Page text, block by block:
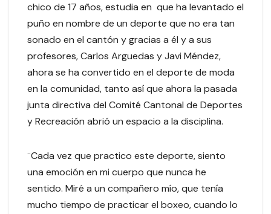
chico de 17 años, estudia en que ha levantado el
puño en nombre de un deporte que no era tan
sonado en el cantón y gracias a él y a sus
profesores, Carlos Arguedas y Javi Méndez,
ahora se ha convertido en el deporte de moda
en la comunidad, tanto así que ahora la pasada
junta directiva del Comité Cantonal de Deportes
y Recreación abrió un espacio a la disciplina.
¨Cada vez que practico este deporte, siento
una emoción en mi cuerpo que nunca he
sentido. Miré a un compañero mío, que tenía
mucho tiempo de practicar el boxeo, cuando lo